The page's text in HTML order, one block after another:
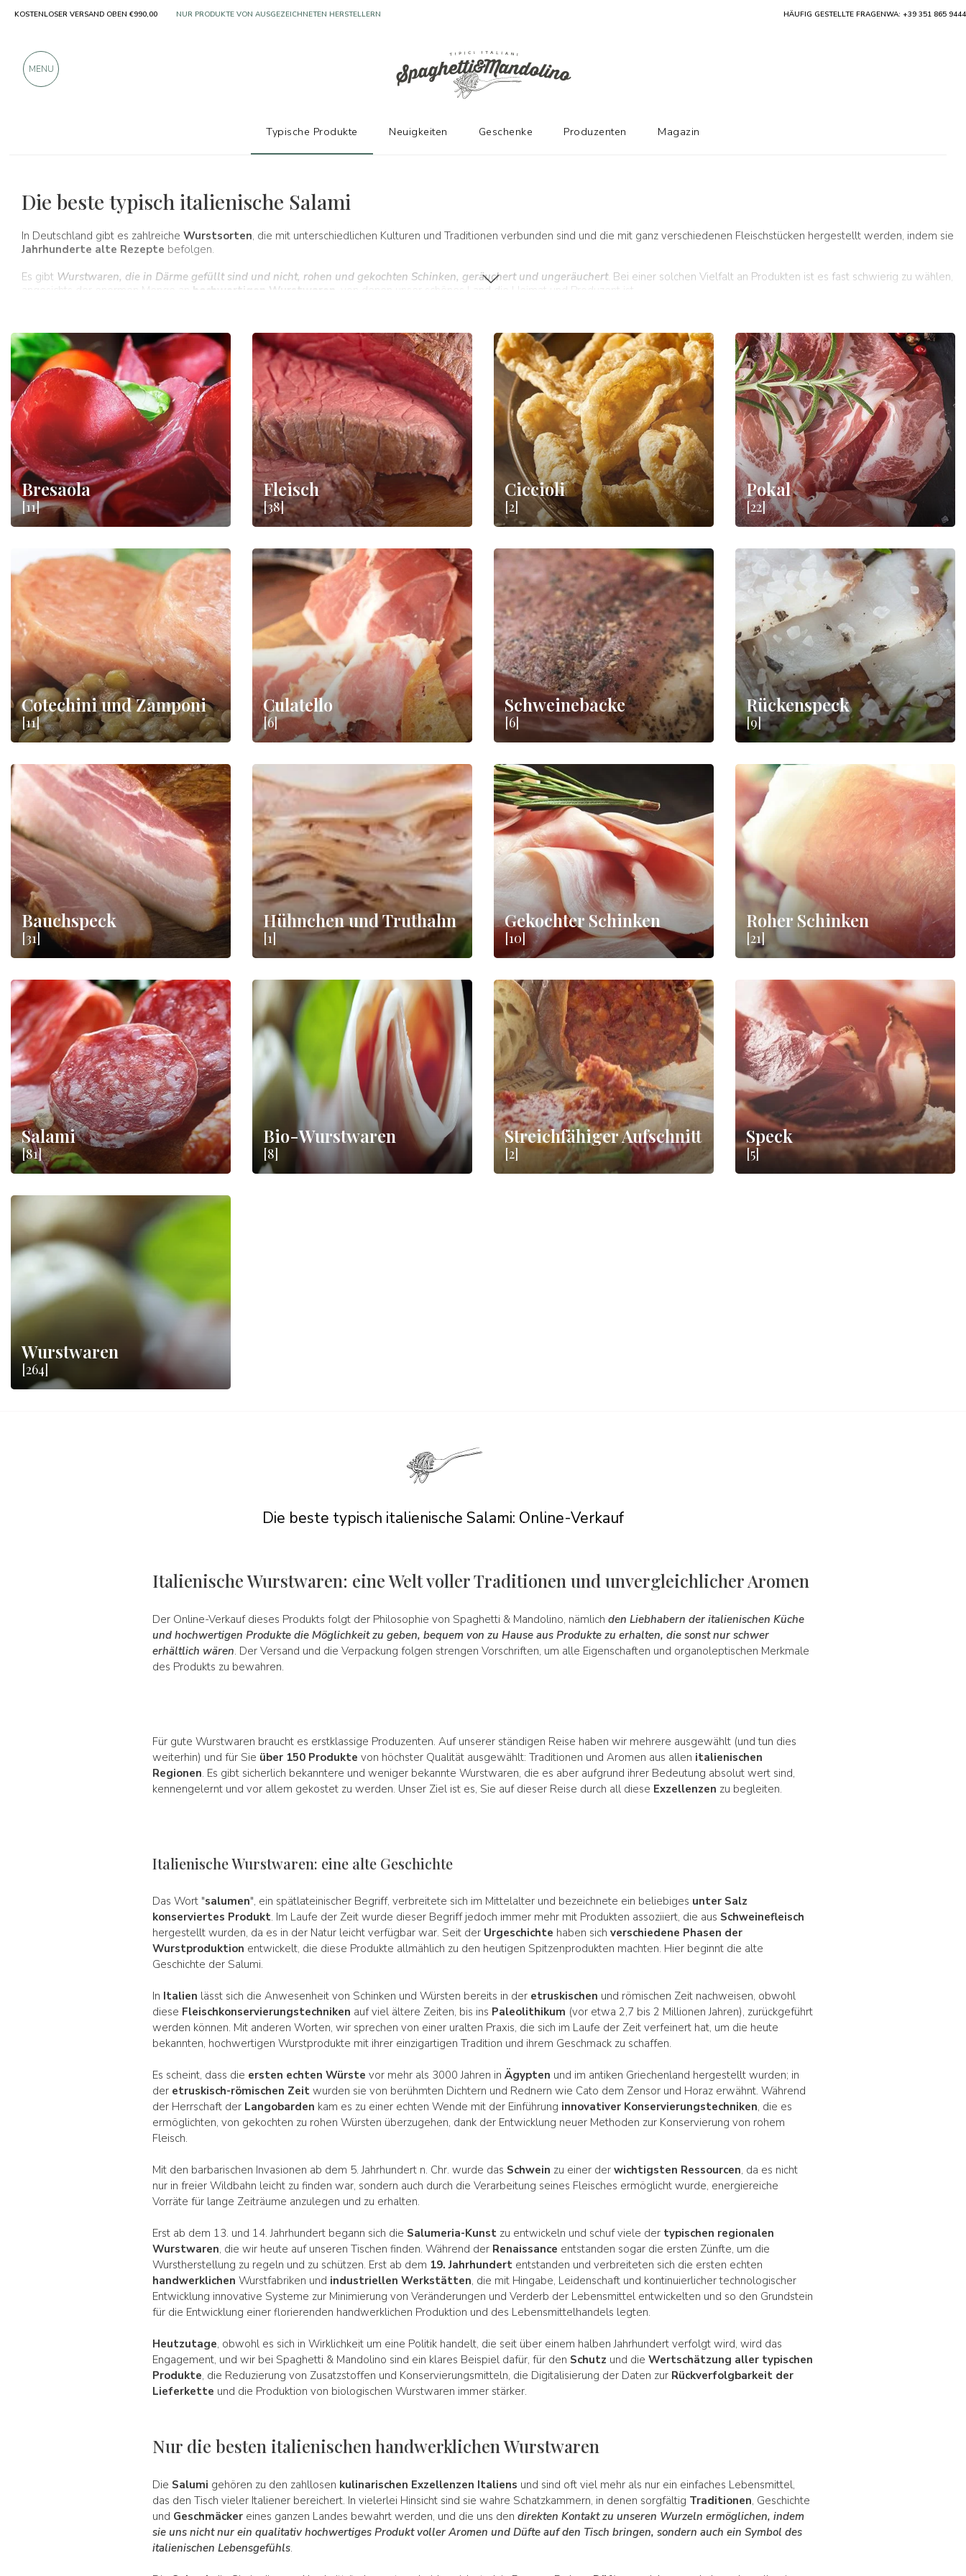
Die beste typisch italienische Salami
In Deutschland gibt es zahlreiche Wurstsorten, die mit unterschiedlichen Kulturen und Traditionen verbunden sind und die mit ganz verschiedenen Fleischstücken hergestellt werden, indem sie
Jahrhunderte alte Rezepte befolgen.
Es gibt Wurstwaren, die in Därme gefüllt sind und nicht, rohen und gekochten Schinken, geräuchert und ungeräuchert. Bei einer solchen Vielfalt an Produkten ist es fast schwierig zu wählen,
angesichts der enormen Menge an hochwertigen Wurstwaren , von denen unser schönes Land die Heimat und Produzent ist.
Bresaola
[11]
Fleisch
[38]
Ciccioli
[2]
Pokal
[22]
Cotechini und Zamponi
[11]
Culatello
[6]
Schweinebacke
[6]
Rückenspeck
[9]
Bauchspeck
[31]
Hühnchen und Truthahn
[1]
Gekochter Schinken
[10]
Roher Schinken
[21]
Salami
[81]
Bio-Wurstwaren
[8]
Streichfähiger Aufschnitt
[2]
Speck
[5]
Wurstwaren
[264]
Die beste typisch italienische Salami: Online-Verkauf
Italienische Wurstwaren: eine Welt voller Traditionen und unvergleichlicher Aromen
Der Online-Verkauf dieses Produkts folgt der Philosophie von Spaghetti & Mandolino, nämlichden Liebhabern der italienischen Küche
und hochwertigen Produkte die Möglichkeit zu geben, bequem von zu Hause aus Produkte zu erhalten, die sonst nur schwer
erhältlich wären. Der Versand und die Verpackung folgen strengen Vorschriften, um alle Eigenschaften und organoleptischen Merkmale
des Produkts zu bewahren.
Für gute Wurstwaren braucht es erstklassige Produzenten. Auf unserer ständigen Reise haben wir mehrere ausgewählt (und tun dies
weiterhin) und für Sie über 150 Produkte von höchster Qualität ausgewählt: Traditionen und Aromen aus allen italienischen
Regionen. Es gibt sicherlich bekanntere und weniger bekannte Wurstwaren, die es aber aufgrund ihrer Bedeutung absolut wert sind,
kennengelernt und vor allem gekostet zu werden. Unser Ziel ist es, Sie auf dieser Reise durch all diese Exzellenzen zu begleiten.
Italienische Wurstwaren: eine alte Geschichte
Das Wort "salumen", ein spätlateinischer Begriff, verbreitete sich im Mittelalter und bezeichnete ein beliebiges unter Salz
konserviertes Produkt. Im Laufe der Zeit wurde dieser Begriff jedoch immer mehr mit Produkten assoziiert, die aus Schweinefleisch
hergestellt wurden, da es in der Natur leicht verfügbar war. Seit der Urgeschichte haben sichverschiedene Phasen der
Wurstproduktion entwickelt, die diese Produkte allmählich zu den heutigen Spitzenprodukten machten. Hier beginnt die alte
Geschichte der Salumi.
In Italien lässt sich die Anwesenheit von Schinken und Würsten bereits in der etruskischen und römischen Zeit nachweisen, obwohl
diese Fleischkonservierungstechniken auf viel ältere Zeiten, bis ins Paleolithikum (vor etwa 2,7 bis 2 Millionen Jahren), zurückgeführt
werden können. Mit anderen Worten, wir sprechen von einer uralten Praxis, die sich im Laufe der Zeit verfeinert hat, um die heute
bekannten, hochwertigen Wurstprodukte mit ihrer einzigartigen Tradition und ihrem Geschmack zu schaffen.
Es scheint, dass die ersten echten Würste vor mehr als 3000 Jahren inÄgypten und im antiken Griechenland hergestellt wurden; in
der etruskisch-römischen Zeit wurden sie von berühmten Dichtern und Rednern wie Cato dem Zensor und Horaz erwähnt. Während
der Herrschaft der Langobarden kam es zu einer echten Wende mit der Einführung innovativer Konservierungstechniken, die es
ermöglichten, von gekochten zu rohen Würsten überzugehen, dank der Entwicklung neuer Methoden zur Konservierung von rohem
Fleisch.
Mit den barbarischen Invasionen ab dem 5. Jahrhundert n. Chr. wurde das Schwein zu einer derwichtigsten Ressourcen, da es nicht
nur in freier Wildbahn leicht zu finden war, sondern auch durch die Verarbeitung seines Fleisches ermöglicht wurde, energiereiche
Vorräte für lange Zeiträume anzulegen und zu erhalten.
Erst ab dem 13. und 14. Jahrhundert begann sich die Salumeria-Kunst zu entwickeln und schuf viele der typischen regionalen
Wurstwaren, die wir heute auf unseren Tischen finden. Während der Renaissance entstanden sogar die ersten Zünfte, um die
Wurstherstellung zu regeln und zu schützen. Erst ab dem 19. Jahrhundert entstanden und verbreiteten sich die ersten echten
handwerklichen Wurstfabriken und industriellen Werkstätten, die mit Hingabe, Leidenschaft und kontinuierlicher technologischer
Entwicklung innovative Systeme zur Minimierung von Veränderungen und Verderb der Lebensmittel entwickelten und so den Grundstein
für die Entwicklung einer florierenden handwerklichen Produktion und des Lebensmittelhandels legten.
Heutzutage, obwohl es sich in Wirklichkeit um eine Politik handelt, die seit über einem halben Jahrhundert verfolgt wird, wird das
Engagement, und wir bei Spaghetti & Mandolino sind ein klares Beispiel dafür, für den Schutz und dieWertschätzung aller typischen
Produkte, die Reduzierung von Zusatzstoffen und Konservierungsmitteln, die Digitalisierung der Daten zur Rückverfolgbarkeit der
Lieferkette und die Produktion von biologischen Wurstwaren immer stärker.
Nur die besten italienischen handwerklichen Wurstwaren
Die Salumi gehören zu den zahllosen kulinarischen Exzellenzen Italiens und sind oft viel mehr als nur ein einfaches Lebensmittel,
das den Tisch vieler Italiener bereichert. In vielerlei Hinsicht sind sie wahre Schatzkammern, in denen sorgfältig Traditionen, Geschichte
und Geschmäcker eines ganzen Landes bewahrt werden, und die uns dendirekten Kontakt zu unseren Wurzeln ermöglichen, indem
sie uns nicht nur ein qualitativ hochwertiges Produkt voller Aromen und Düfte auf den Tisch bringen, sondern auch ein Symbol des
italienischen Lebensgefühls.
KOSTENLOSER VERSAND OBEN €990,00 ÜBER 900 POSITIVE BEWERTUNGEN HÄUFIG GESTELLTE FRAGENWA: +39 351 865 9444
MENU
Typische Produkte Neuigkeiten Geschenke Produzenten Magazin